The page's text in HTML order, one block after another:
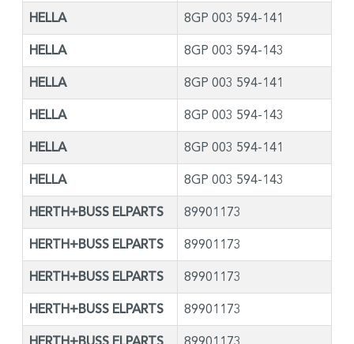
HELLA 8GP 003 594-141
HELLA 8GP 003 594-143
HELLA 8GP 003 594-141
HELLA 8GP 003 594-143
HELLA 8GP 003 594-141
HELLA 8GP 003 594-143
HERTH+BUSS ELPARTS 89901173
HERTH+BUSS ELPARTS 89901173
HERTH+BUSS ELPARTS 89901173
HERTH+BUSS ELPARTS 89901173